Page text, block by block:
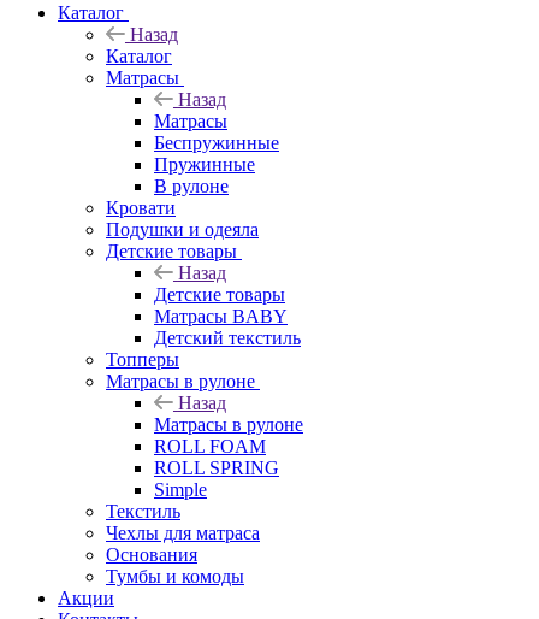
Каталог
Назад
Каталог
Матрасы
Назад
Матрасы
Беспружинные
Пружинные
В рулоне
Кровати
Подушки и одеяла
Детские товары
Назад
Детские товары
Матрасы BABY
Детский текстиль
Топперы
Матрасы в рулоне
Назад
Матрасы в рулоне
ROLL FOAM
ROLL SPRING
Simple
Текстиль
Чехлы для матраса
Основания
Тумбы и комоды
Акции